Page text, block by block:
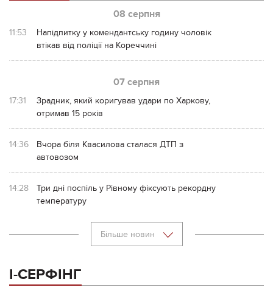
08 серпня
11:53
Напідпитку у комендантську годину чоловік
втікав від поліції на Кореччині
07 серпня
17:31
Зрадник, який коригував удари по Харкову,
отримав 15 років
14:36
Вчора біля Квасилова сталася ДТП з
автовозом
14:28
Три дні поспіль у Рівному фіксують рекордну
температуру
Більше новин
І-СЕРФІНГ